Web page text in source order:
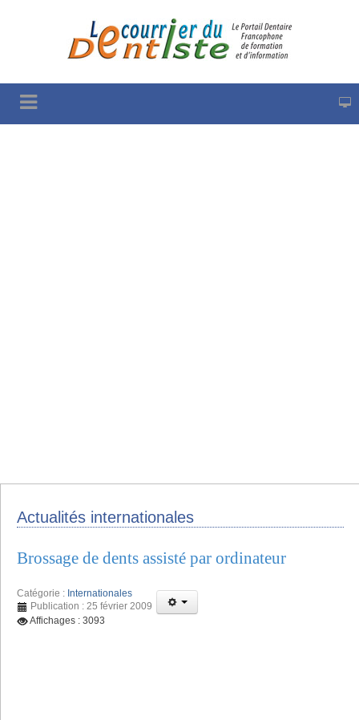
Actualités internationales
Brossage de dents assisté par ordinateur
Catégorie : Internationales
Publication : 25 février 2009
Affichages : 3093